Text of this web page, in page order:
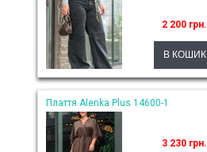
2 200 грн.
Плаття Alenka Plus 14600-1
3 230 грн.